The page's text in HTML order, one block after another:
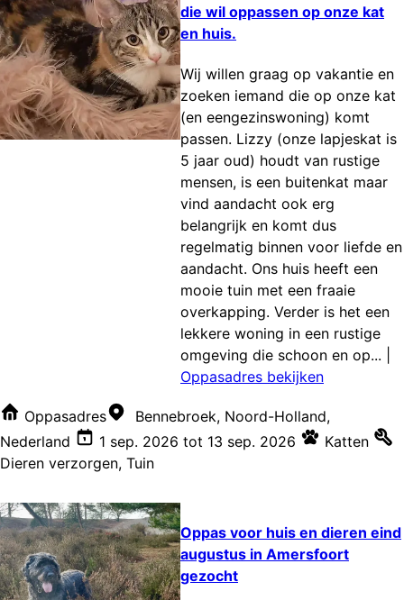
die wil oppassen op onze kat
en huis.
Wij willen graag op vakantie en
zoeken iemand die op onze kat
(en eengezinswoning) komt
passen. Lizzy (onze lapjeskat is
5 jaar oud) houdt van rustige
mensen, is een buitenkat maar
vind aandacht ook erg
belangrijk en komt dus
regelmatig binnen voor liefde en
aandacht. Ons huis heeft een
mooie tuin met een fraaie
overkapping. Verder is het een
lekkere woning in een rustige
omgeving die schoon en op...
Oppasadres bekijken
Oppasadres
Bennebroek, Noord-Holland,
Nederland
1 sep. 2026 tot 13 sep. 2026
Katten
Dieren verzorgen, Tuin
Oppas voor huis en dieren eind
augustus in Amersfoort
gezocht